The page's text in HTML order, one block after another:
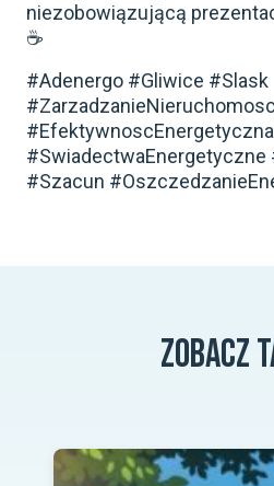
niezobowiązującą
☕
#Adenergo #Gliwice #Slask
#SwiadectwaEnergetyczne
#Szacun
zobacz